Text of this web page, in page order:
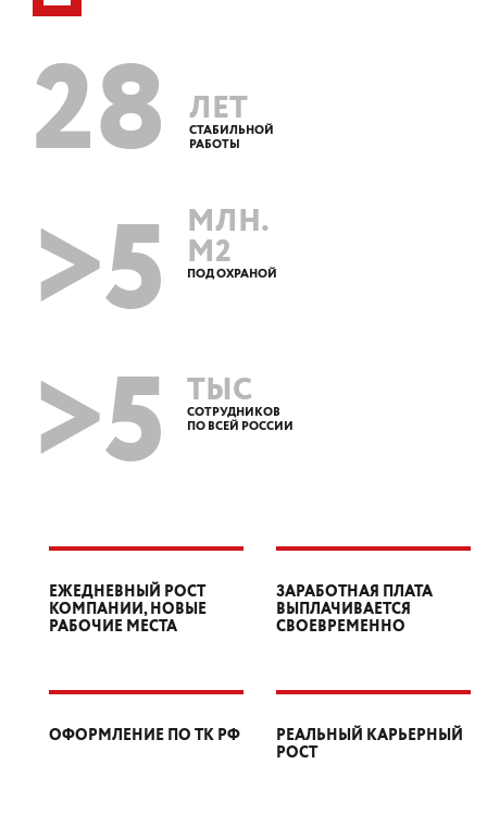
28 ЛЕТ
СТАБИЛЬНОЙ
РАБОТЫ
>5 МЛН.
М2
ПОД ОХРАНОЙ
>5 ТЫС
СОТРУДНИКОВ
ПО ВСЕЙ РОССИИ
ЕЖЕДНЕВНЫЙ РОСТ
КОМПАНИИ, НОВЫЕ
РАБОЧИЕ МЕСТА
ЗАРАБОТНАЯ ПЛАТА
ВЫПЛАЧИВАЕТСЯ
СВОЕВРЕМЕННО
ОФОРМЛЕНИЕ ПО ТК РФ
РЕАЛЬНЫЙ КАРЬЕРНЫЙ
РОСТ